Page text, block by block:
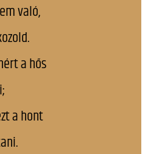
való,
a hős
a hont